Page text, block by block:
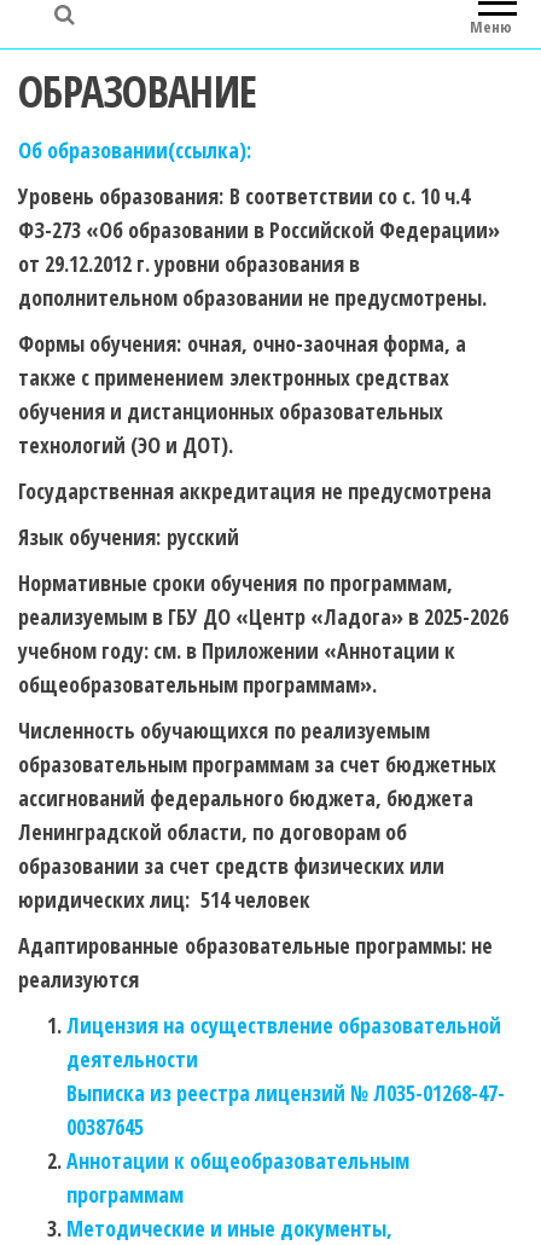
Меню
ОБРАЗОВАНИЕ
Об образовании(ссылка):
Уровень образования: В соответствии со с. 10 ч.4
ФЗ-273 «Об образовании в Российской Федерации»
от 29.12.2012 г. уровни образования в
дополнительном образовании не предусмотрены.
Формы обучения: очная, очно-заочная форма, а
также с применением электронных средствах
обучения и дистанционных образовательных
технологий (ЭО и ДОТ).
Государственная аккредитация не предусмотрена
Язык обучения: русский
Нормативные сроки обучения по программам,
реализуемым в ГБУ ДО «Центр «Ладога» в 2025-2026
учебном году: см. в Приложении «Аннотации к
общеобразовательным программам».
Численность обучающихся по реализуемым
образовательным программам за счет бюджетных
ассигнований федерального бюджета, бюджета
Ленинградской области, по договорам об
образовании за счет средств физических или
юридических лиц: 514 человек
Адаптированные образовательные программы: не
реализуются
Лицензия на осуществление образовательной
деятельности
Выписка из реестра лицензий № Л035-01268-47-
00387645
Аннотации к общеобразовательным
программам
Методические и иные документы,